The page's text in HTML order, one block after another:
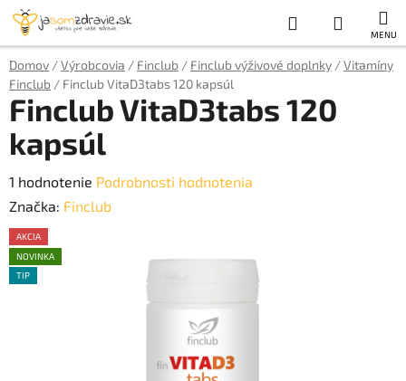
Prejsť
obsah
Hľadať
KOŠÍK
Domov /Výrobcovia / Finclub / Finclub výživové doplnky /Vitamíny
Finclub / Finclub VitaD3tabs 120 kapsúl
Finclub VitaD3tabs 120
kapsúl
Priemerné
hodnotenie
produktu
je
5,0
1 hodnotenie Podrobnosti hodnotenia
Značka: Finclub
AKCIA
NOVINKA
TIP